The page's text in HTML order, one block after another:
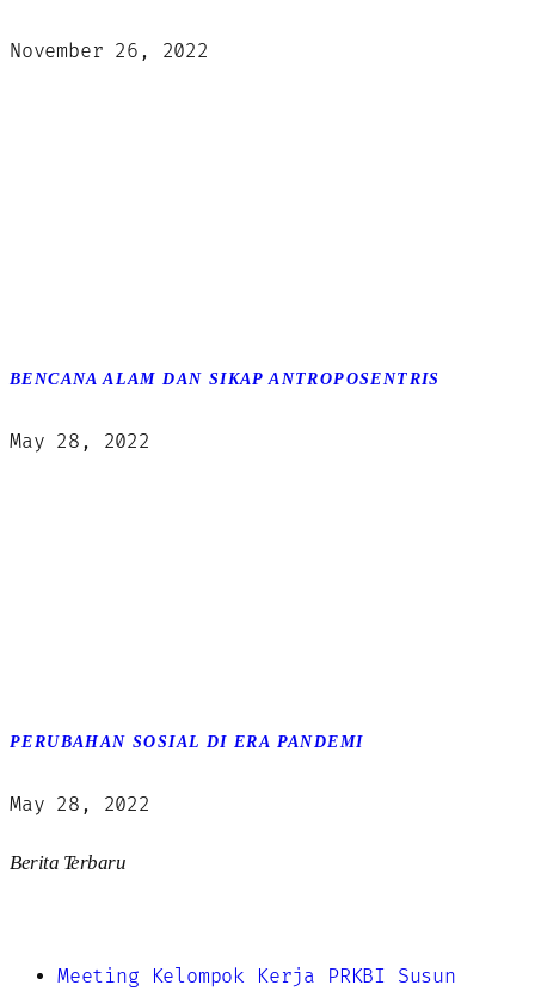
November 26, 2022
BENCANA ALAM DAN SIKAP ANTROPOSENTRIS
May 28, 2022
PERUBAHAN SOSIAL DI ERA PANDEMI
May 28, 2022
Berita Terbaru
Meeting Kelompok Kerja PRKBI Susun